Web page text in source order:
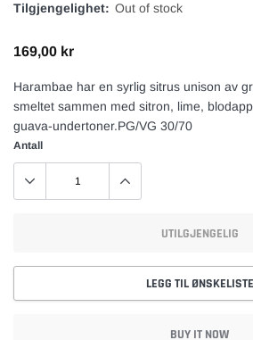
Tilgjengelighet: Out of stock
169,00 kr
Harambae har en syrlig sitrus unison av
smeltet sammen med sitron, lime,
guava-undertoner.PG/VG 30/70
Antall
UTILGJENGELIG
LEGG TIL ØNSKELISTE
BUY IT NOW